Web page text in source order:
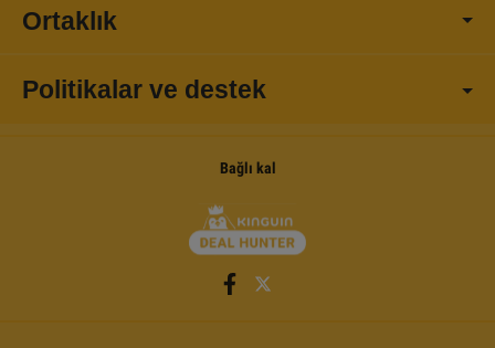
Ortaklık
Politikalar ve destek
Bağlı kal